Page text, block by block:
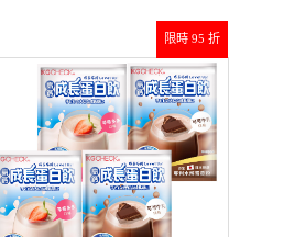
限時 95 折